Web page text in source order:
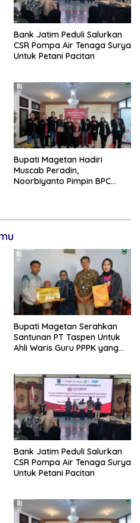
Bank Jatim Peduli Salurkan
CSR Pompa Air Tenaga Surya
Untuk Petani Pacitan
Bupati Magetan Hadiri
Muscab Peradin,
Noorbiyanto Pimpin BPC
Bupati Magetan Serahkan
Santunan PT Taspen Untuk
Ahli Waris Guru PPPK yang
Bank Jatim Peduli Salurkan
CSR Pompa Air Tenaga Surya
Untuk Petani Pacitan